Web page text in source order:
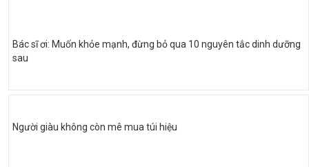
Bác sĩ ơi: Muốn khỏe mạnh, đừng bỏ qua 10 nguyên tắc dinh dưỡng
sau
Người giàu không còn mê mua túi hiệu